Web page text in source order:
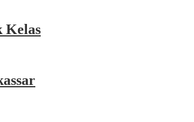
Kelas